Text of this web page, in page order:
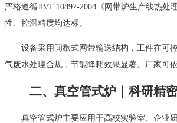
严格遵循JB/T 10897‑2008《网带炉生产线热
性、控温精度均达标。
设备采用间歇式网带输送结构，工件在可
气废水处理合规，节能降耗效果显著。厂家可
二、真空管式炉｜科研精
真空管式炉主要应用于高校实验室、企业